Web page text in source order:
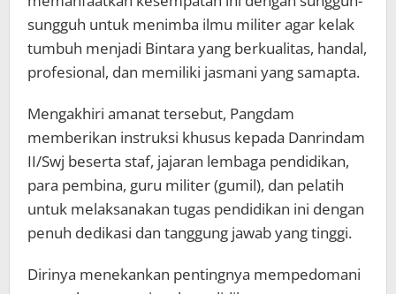
sungguh untuk menimba ilmu militer agar kelak
tumbuh menjadi Bintara yang berkualitas, handal,
profesional, dan memiliki jasmani yang samapta.
​Mengakhiri amanat tersebut, Pangdam
memberikan instruksi khusus kepada Danrindam
II/Swj beserta staf, jajaran lembaga pendidikan,
para pembina, guru militer (gumil), dan pelatih
untuk melaksanakan tugas pendidikan ini dengan
penuh dedikasi dan tanggung jawab yang tinggi.
Dirinya menekankan pentingnya mempedomani